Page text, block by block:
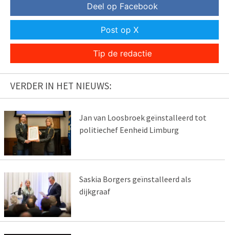
Deel op Facebook
Post op X
Tip de redactie
VERDER IN HET NIEUWS:
Jan van Loosbroek geïnstalleerd tot
politiechef Eenheid Limburg
Saskia Borgers geïnstalleerd als
dijkgraaf